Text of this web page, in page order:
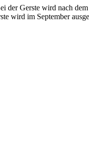
der Gerste wird nach
wird im September